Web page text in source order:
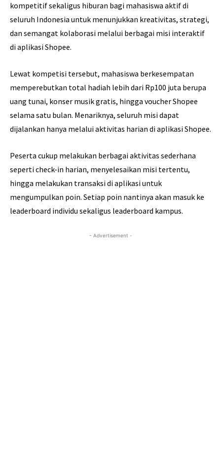
kompetitif sekaligus hiburan bagi mahasiswa aktif di
seluruh Indonesia untuk menunjukkan kreativitas, strategi,
dan semangat kolaborasi melalui berbagai misi interaktif
di aplikasi Shopee.
Lewat kompetisi tersebut, mahasiswa berkesempatan
memperebutkan total hadiah lebih dari Rp100 juta berupa
uang tunai, konser musik gratis, hingga voucher Shopee
selama satu bulan. Menariknya, seluruh misi dapat
dijalankan hanya melalui aktivitas harian di aplikasi Shopee.
Peserta cukup melakukan berbagai aktivitas sederhana
seperti check-in harian, menyelesaikan misi tertentu,
hingga melakukan transaksi di aplikasi untuk
mengumpulkan poin. Setiap poin nantinya akan masuk ke
leaderboard individu sekaligus leaderboard kampus.
- Advertisement -